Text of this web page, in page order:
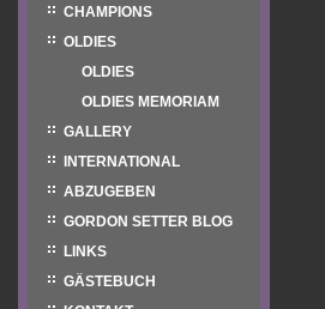
CHAMPIONS
OLDIES
OLDIES
OLDIES MEMORIAM
GALLERY
INTERNATIONAL
ABZUGEBEN
GORDON SETTER BLOG
LINKS
GÄSTEBUCH